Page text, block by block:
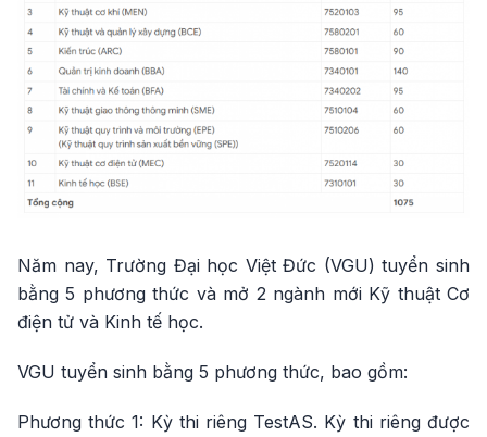
Năm nay, Trường Đại học Việt Đức (VGU) tuyển sinh
bằng 5 phương thức và mở 2 ngành mới Kỹ thuật Cơ
điện tử và Kinh tế học.
VGU tuyển sinh bằng 5 phương thức, bao gồm:
Phương thức 1: Kỳ thi riêng TestAS. Kỳ thi riêng được